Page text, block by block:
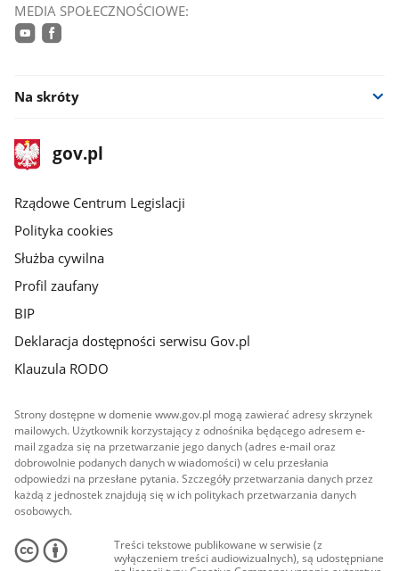
MEDIA SPOŁECZNOŚCIOWE:
Na skróty
stopka
gov.plStrona
gov.pl
Rządowe Centrum Legislacji
Polityka cookies
Służba cywilna
Profil zaufany
BIP
Deklaracja dostępności serwisu Gov.pl
Klauzula RODO
Strony dostępne w domenie www.gov.pl mogą zawierać adresy skrzynek
mailowych. Użytkownik korzystający z odnośnika będącego adresem e-
mail zgadza się na przetwarzanie jego danych (adres e-mail oraz
dobrowolnie podanych danych w wiadomości) w celu przesłania
odpowiedzi na przesłane pytania. Szczegóły przetwarzania danych przez
każdą z jednostek znajdują się w ich politykach przetwarzania danych
osobowych.
Treści tekstowe publikowane w serwisie (z
wyłączeniem treści audiowizualnych), są udostępniane